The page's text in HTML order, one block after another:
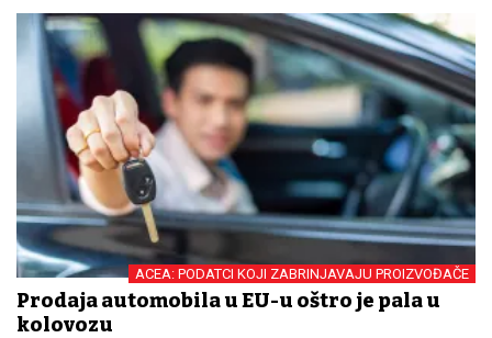
ACEA: PODATCI KOJI ZABRINJAVAJU PROIZVOĐAČE
Prodaja automobila u EU-u oštro je pala u
kolovozu